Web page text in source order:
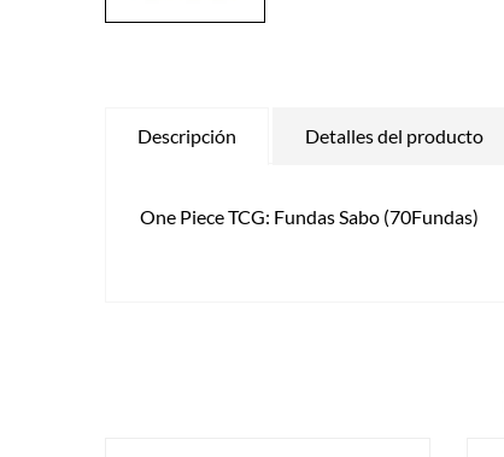
Descripción Detalles del producto
One Piece TCG: Fundas Sabo (70Fundas)